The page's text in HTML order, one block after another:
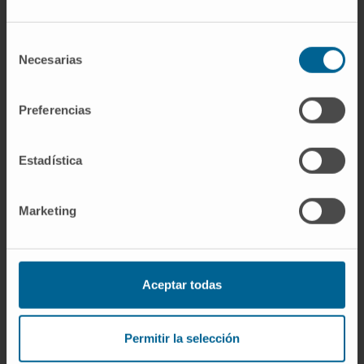
Necesarias
Preferencias
Estadística
Marketing
Aceptar todas
Permitir la selección
Hiponatremia severa
Solución salina hipertónica:
Administrada
rápidamente los niveles de sodio.
Es importante buscar atención médica si se
Náuseas y vómitos inexplicables.
Fatiga severa y debilidad extrema.